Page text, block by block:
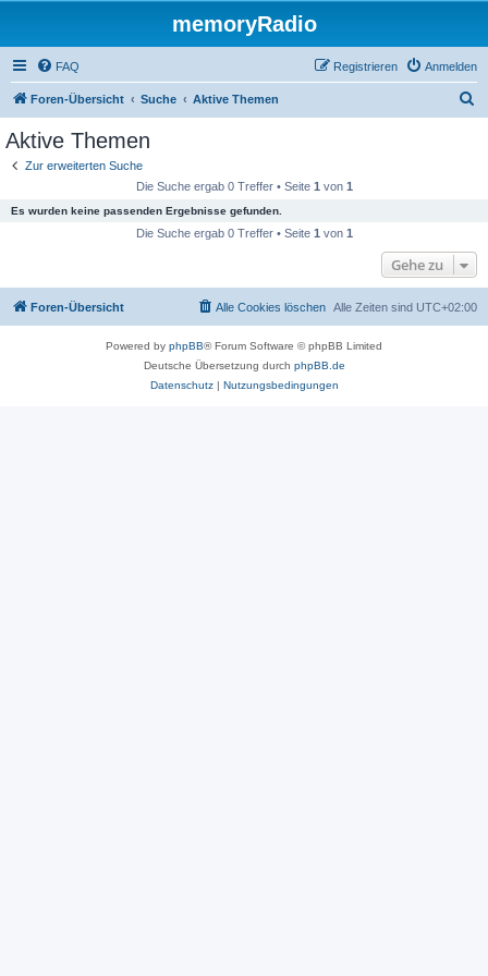
memoryRadio
FAQ Anmelden
Registrieren
Foren-Übersicht Suche Aktive Themen
Aktive Themen
Zur erweiterten Suche
Die Suche ergab 0 Treffer • Seite 1 von 1
Es wurden keine passenden Ergebnisse gefunden.
Die Suche ergab 0 Treffer • Seite 1 von 1
Gehe zu
Foren-Übersicht Alle Zeiten sind UTC+02:00
Alle Cookies löschen
Powered by phpBB® Forum Software © phpBB Limited
Deutsche Übersetzung durch phpBB.de
Datenschutz| Nutzungsbedingungen